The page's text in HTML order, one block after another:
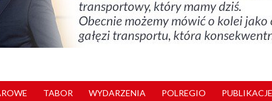
TABOR WYDARZENIA POLREGIO